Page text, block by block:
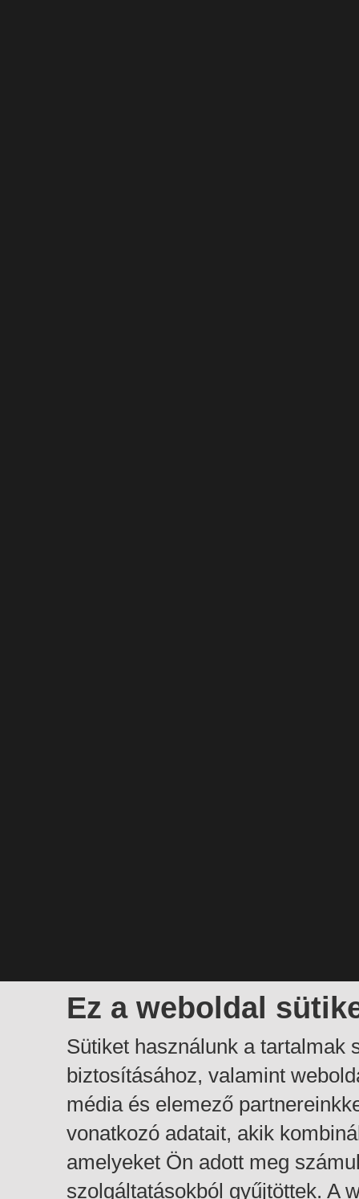
Ez a weboldal
Sütiket használunk a tartalmak
biztosításához, valamint
média és elemező
vonatkozó adatait, akik
amelyeket Ön adott meg
szolgáltatásokból gyűjtöttek. A